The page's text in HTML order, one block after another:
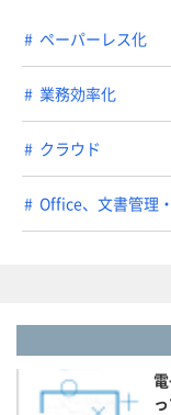
ペーパーレス化
業務効率化
クラウド
Office、文書管理